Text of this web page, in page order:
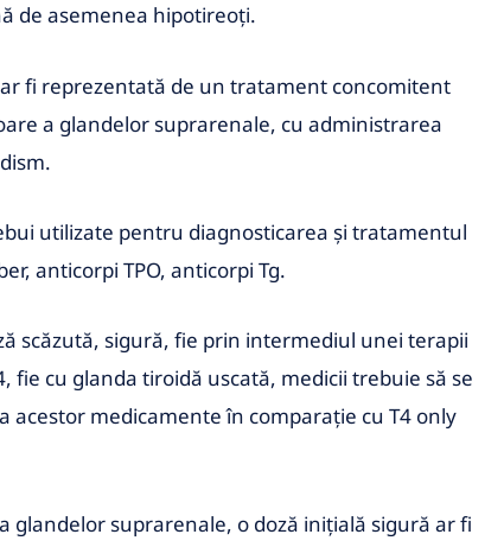
de asemenea hipotireoţi.
fi reprezentată de un tratament concomitent
a glandelor suprarenale, cu administrarea
utilizate pentru diagnosticarea şi tratamentul
anticorpi TPO, anticorpi Tg.
scăzută, sigură, fie prin intermediul unei terapii
fie cu glanda tiroidă uscată, medicii trebuie să se
acestor medicamente în comparaţie cu T4 only
glandelor suprarenale, o doză iniţială sigură ar fi